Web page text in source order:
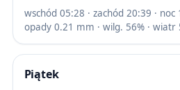
wschód 05:28 · zachód 20:39 ·
opady 0.21 mm · wilg. 56% · wiatr
Piątek